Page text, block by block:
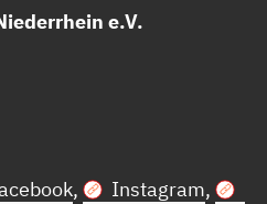
e.V.
, Instagram,